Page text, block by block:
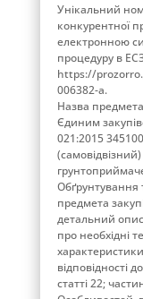
Унікальний
конкурентної
електронною
процедуру в
https://
006382-a.
Назва предмета
Єдиним
021:2015
Обґрунтування
предмета
детальний опис
про необхідні
відповідності
статті 22;